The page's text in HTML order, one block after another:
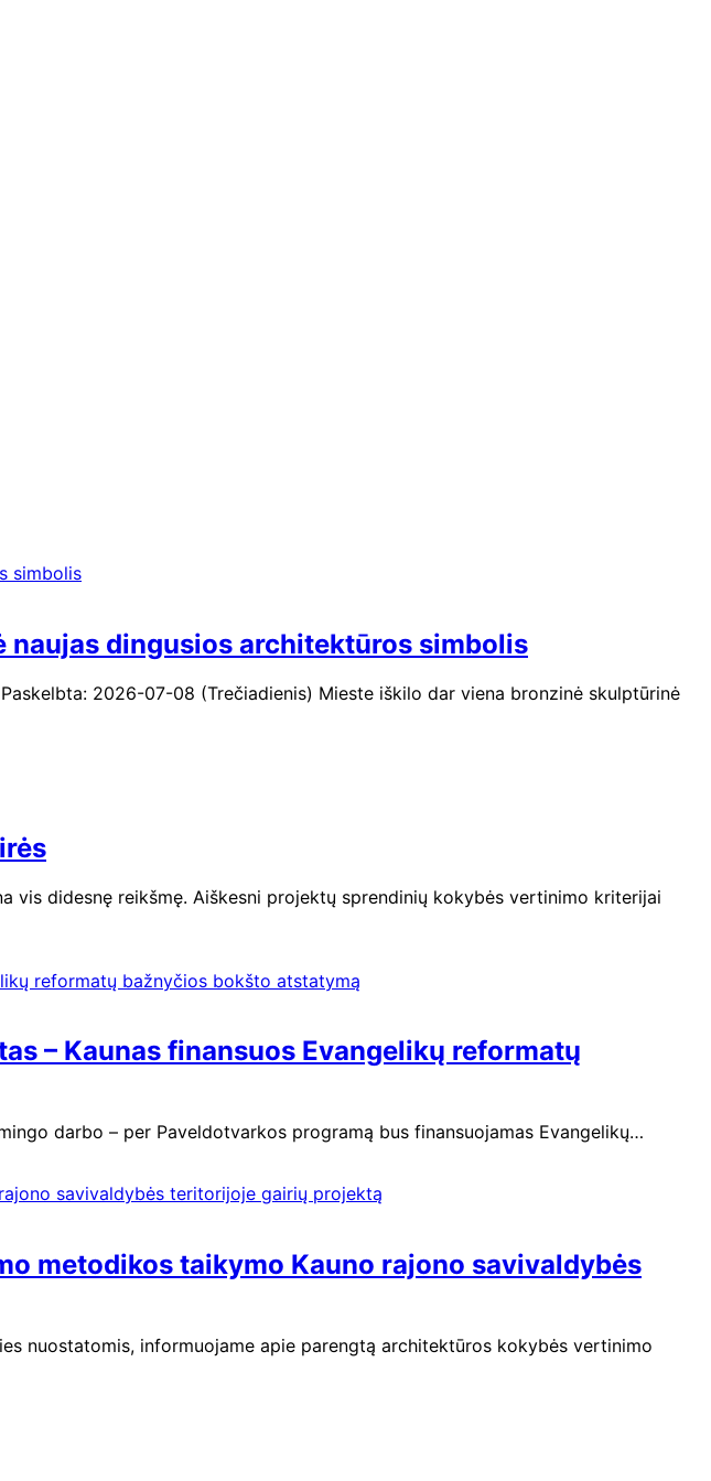
naujas dingusios architektūros simbolis
2026-07-08 (Trečiadienis) Mieste iškilo dar viena bronzinė skulptūrinė
vis didesnę reikšmę. Aiškesni projektų sprendinių kokybės vertinimo kriterijai
– Kaunas finansuos Evangelikų reformatų
darbo – per Paveldotvarkos programą bus finansuojamas Evangelikų…
metodikos taikymo Kauno rajono savivaldybės
nuostatomis, informuojame apie parengtą architektūros kokybės vertinimo